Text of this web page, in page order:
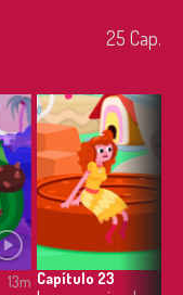
25 Cap.
13m Capítulo 23